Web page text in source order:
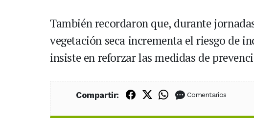
También recordaron que, durante
vegetación seca incrementa el riesgo de
insiste en reforzar las medidas de
Compartir: Compartir en Facebook
Compartir en X
Compartir en
Comentarios